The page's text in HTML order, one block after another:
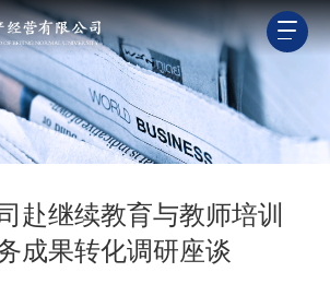
赴继续教育与教师培训
成果转化调研座谈